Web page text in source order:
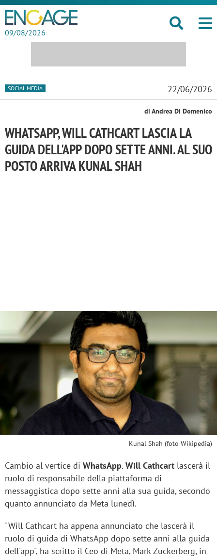
09/08/2026
SOCIAL MEDIA 22/06/2026
di Andrea Di Domenico
WHATSAPP, WILL CATHCART LASCIA LA
GUIDA DELL'APP DOPO SETTE ANNI. AL SUO
POSTO ARRIVA KUNAL SHAH
Kunal Shah (foto Wikipedia)
Cambio al vertice di WhatsApp. Will Cathcart lascerà il
ruolo di responsabile della piattaforma di
messaggistica dopo sette anni alla sua guida, secondo
quanto annunciato da Meta lunedì.
"Will Cathcart ha appena annunciato che lascerà il
ruolo di guida di WhatsApp dopo sette anni alla guida
dell'app", ha scritto il Ceo di Meta, Mark Zuckerberg, in